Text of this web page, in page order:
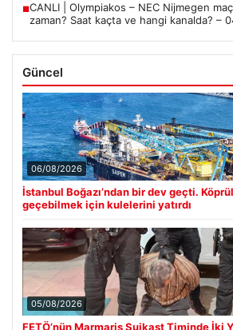
■CANLI | Olympiakos – NEC Nijmegen maç
zaman? Saat kaçta ve hangi kanalda? –
Güncel
06/08/2026
İstanbul Boğazı’ndan bir dev geçti.
geçebilmek için kulelerini yatırdı
05/08/2026
FETÖ’nün Marmaris Suikast Timinde İki